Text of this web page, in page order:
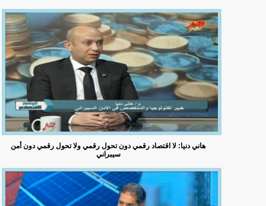
هاني دنيا: لا اقتصاد رقمي دون تحول رقمي ولا تحول رقمي دون أمن
سيبراني